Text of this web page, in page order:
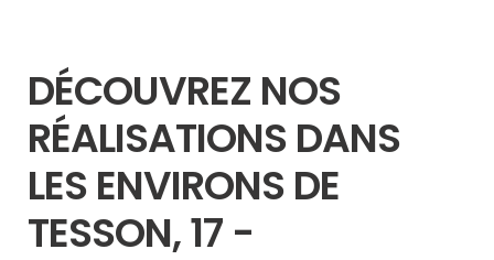
DÉCOUVREZ NOS
RÉALISATIONS DANS
LES ENVIRONS DE
TESSON, 17 -